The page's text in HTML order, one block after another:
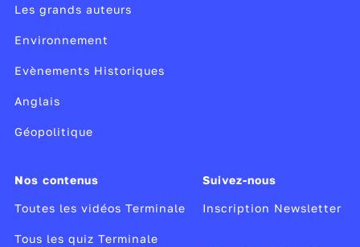
Les grands auteurs
Environnement
Evènements Historiques
Anglais
Géopolitique
Nos contenus
Toutes les vidéos Terminale
Tous les quiz Terminale
Suivez-nous
Inscription Newsletter